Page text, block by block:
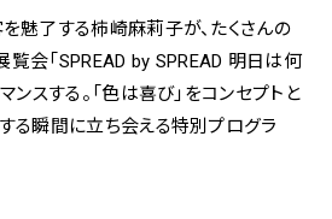
魅了する柿崎麻莉子が、たくさんの
覧会「SPREAD by SPREAD 明日は何
ンスする。「色は喜び」をコンセプトと
る瞬間に立ち会える特別プログラ